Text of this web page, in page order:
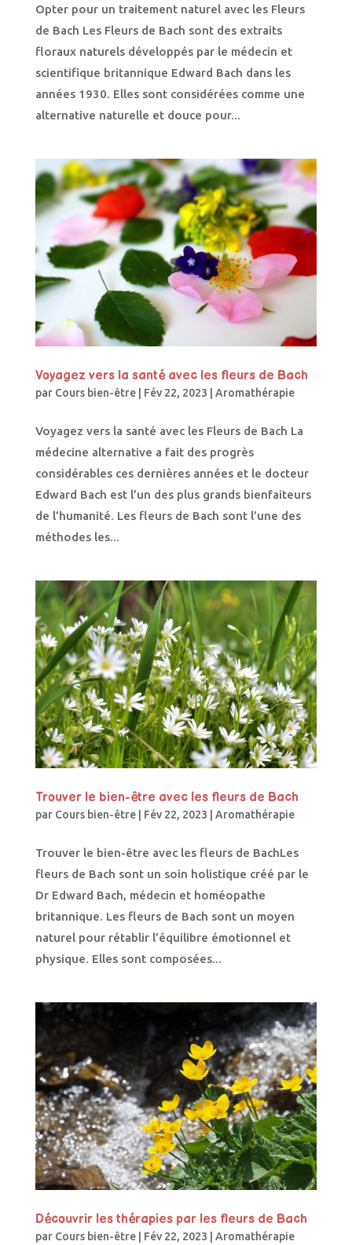
Opter pour un traitement naturel avec les Fleurs
de Bach Les Fleurs de Bach sont des extraits
floraux naturels développés par le médecin et
scientifique britannique Edward Bach dans les
années 1930. Elles sont considérées comme une
alternative naturelle et douce pour...
Voyagez vers la santé avec les fleurs de Bach
par Cours bien-être| Fév 22, 2023 Aromathérapie
Voyagez vers la santé avec les Fleurs de Bach La
médecine alternative a fait des progrès
considérables ces dernières années et le docteur
Edward Bach est l’un des plus grands bienfaiteurs
de l’humanité. Les fleurs de Bach sont l’une des
méthodes les...
Trouver le bien-être avec les fleurs de Bach
par Cours bien-être| Fév 22, 2023 Aromathérapie
Trouver le bien-être avec les fleurs de BachLes
fleurs de Bach sont un soin holistique créé par le
Dr Edward Bach, médecin et homéopathe
britannique. Les fleurs de Bach sont un moyen
naturel pour rétablir l’équilibre émotionnel et
physique. Elles sont composées...
Découvrir les thérapies par les fleurs de Bach
par Cours bien-être| Fév 22, 2023 Aromathérapie